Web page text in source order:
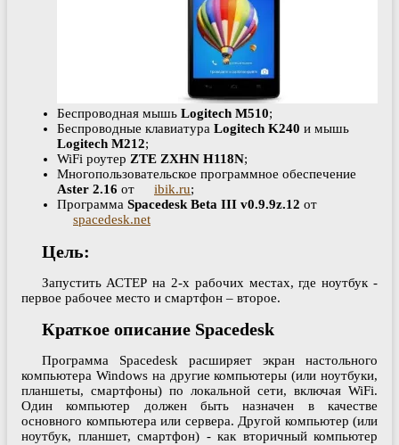
Беспроводная мышь Logitech M510;
Беспроводные клавиатура Logitech K240 и мышь
Logitech M212;
WiFi роутер ZTE ZXHN H118N;
Многопользовательское программное обеспечение
Aster 2.16 от ibik.ru;
Программа Spacedesk Beta III v0.9.9z.12 от
spacedesk.net
Цель:
Запустить АСТЕР на 2-х рабочих местах, где ноутбук -
первое рабочее место и смартфон – второе.
Краткое описание Spacedesk
Программа Spacedesk расширяет экран настольного
компьютера Windows на другие компьютеры (или ноутбуки,
планшеты, смартфоны) по локальной сети, включая WiFi.
Один компьютер должен быть назначен в качестве
основного компьютера или сервера. Другой компьютер (или
ноутбук, планшет, смартфон) - как вторичный компьютер